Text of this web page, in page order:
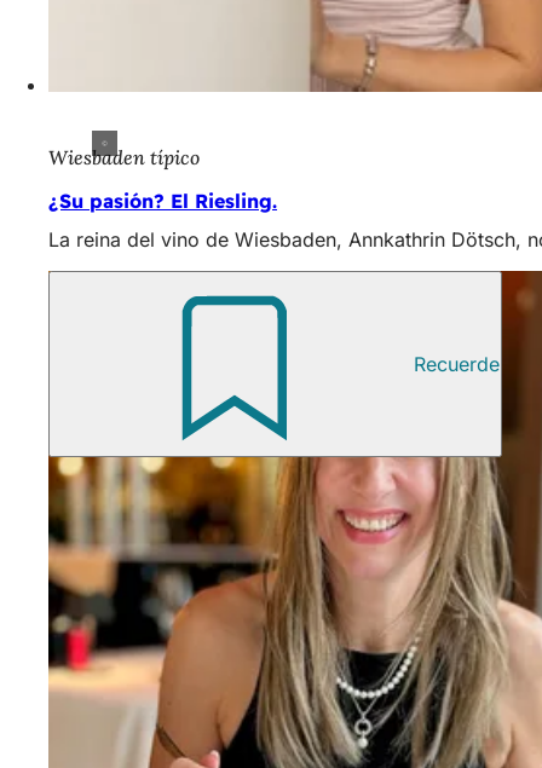
Wiesbaden típico
¿Su pasión? El Riesling.
La reina del vino de Wiesbaden, Annkathrin Dötsch,
Recuerde